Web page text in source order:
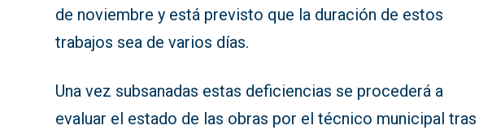
de noviembre y está previsto que la duración de estos
trabajos sea de varios días.
Una vez subsanadas estas deficiencias se procederá a
evaluar el estado de las obras por el técnico municipal tras